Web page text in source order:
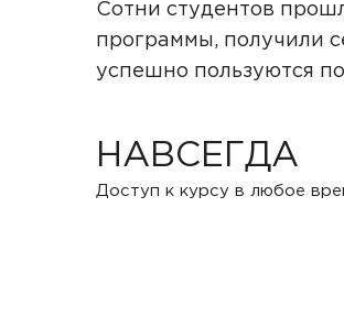
Сотни студентов
программы, получили
успешно пользуются
НАВСЕГДА
Доступ к курсу в любое